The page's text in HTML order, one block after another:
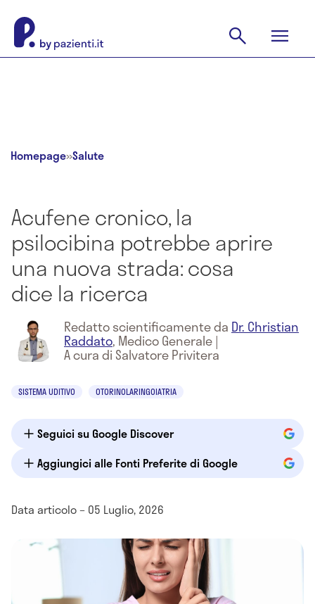
Homepage»Salute
Acufene cronico, la
psilocibina potrebbe aprire
una nuova strada: cosa
dice la ricerca
Redatto scientificamente da Dr. Christian
Raddato, Medico Generale|
A cura di Salvatore Privitera
SISTEMA UDITIVO OTORINOLARINGOIATRIA
Seguici su Google Discover
Aggiungici alle Fonti Preferite di Google
Data articolo – 05 Luglio, 2026